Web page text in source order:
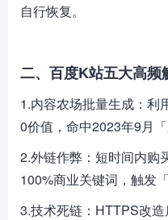
自行恢复。
二、百度K站五大高频
1.内容农场批量生成：利
0价值，命中2023年9月「
2.外链作弊：短时间内购
100%商业关键词，触发
3.技术死链：HTTPS改